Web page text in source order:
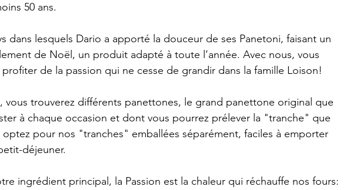
50 ans.
dans lesquels Dario a apporté la douceur de ses Panetoni, faisant un
de Noël, un produit adapté à toute l’année. Avec nous, vous
de la passion qui ne cesse de grandir dans la famille Loison!
vous trouverez différents panettones, le grand panettone original que
à chaque occasion et dont vous pourrez prélever la "tranche" que
optez pour nos "tranches" emballées séparément, faciles à emporter
déjeuner.
ingrédient principal, la Passion est la chaleur qui réchauffe nos fours: